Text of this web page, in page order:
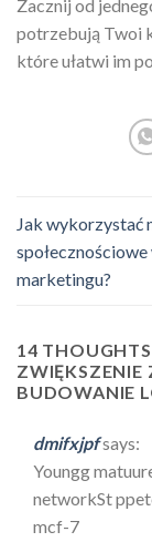
Zacznij od
potrzebują Twoi
które ułatwi im
Jak wykorzystać
społecznościowe
marketingu?
14
BUDOWANIE
dmifxjpfsays:
Youngg
networkSt
mcf-7